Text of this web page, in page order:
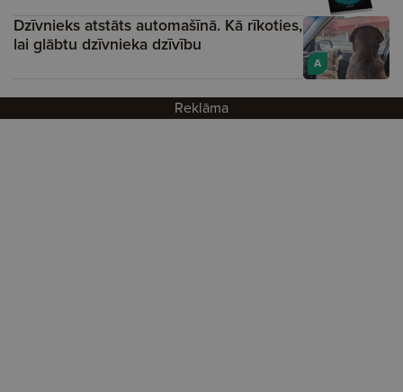
A
Dzīvnieks atstāts automašīnā. Kā rīkoties,
lai glābtu dzīvnieka dzīvību
Reklāma